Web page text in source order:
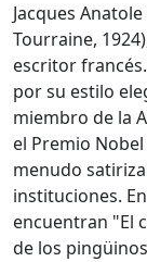
Jacques
Tourraine,
escritor
por su estilo
miembro de la
el Premio
menudo
instituciones.
encuentran "El
de los